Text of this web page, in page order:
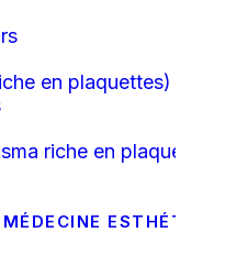
en plaquettes)
riche en plaquettes)